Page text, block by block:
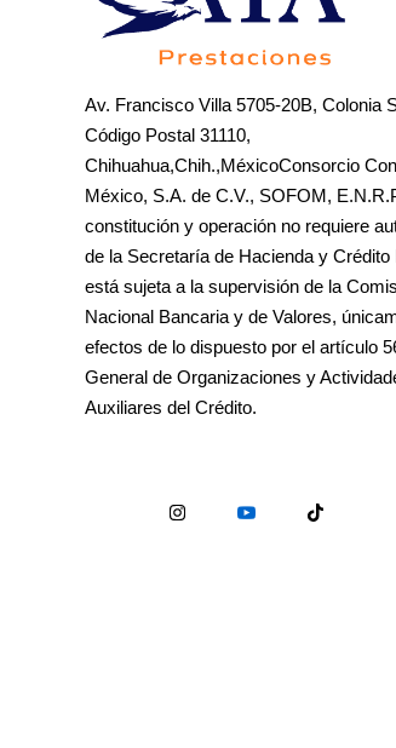
Av. Francisco Villa 5705-20B, Colonia
Código Postal 31110,
Chihuahua,Chih.,MéxicoConsorcio
México, S.A. de C.V., SOFOM,
constitución y operación no requiere
de la Secretaría de Hacienda y Crédito
está sujeta a la supervisión de la
Nacional Bancaria y de Valores,
efectos de lo dispuesto por el artículo
General de Organizaciones y
Auxiliares del Crédito.